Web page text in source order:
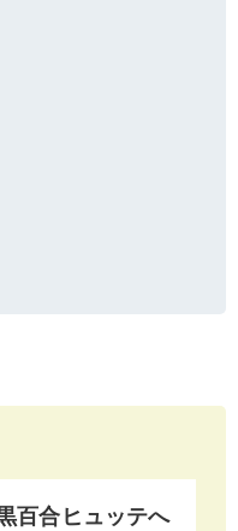
百合ヒュッテへ